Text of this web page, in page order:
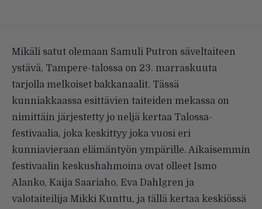
Mikäli satut olemaan Samuli Putron säveltaiteen
ystävä, Tampere-talossa on 23. marraskuuta
tarjolla melkoiset bakkanaalit. Tässä
kunniakkaassa esittävien taiteiden mekassa on
nimittäin järjestetty jo neljä kertaa Talossa-
festivaalia, joka keskittyy joka vuosi eri
kunniavieraan elämäntyön ympärille. Aikaisemmin
festivaalin keskushahmoina ovat olleet Ismo
Alanko, Kaija Saariaho, Eva Dahlgren ja
valotaiteilija Mikki Kunttu, ja tällä kertaa keskiössä